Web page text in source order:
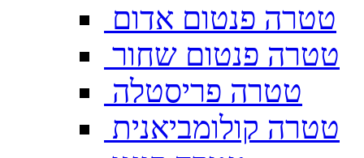
טטרה פנטום אדום
טטרה פנטום שחור
טטרה פריסטלה
טטרה קולומביאנית